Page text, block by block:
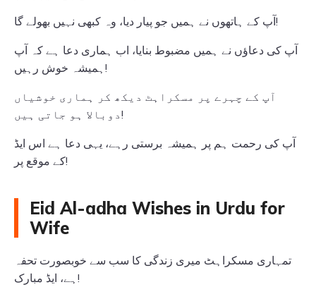
آپ کے ہاتھوں نے ہمیں جو پیار دیا، وہ کبھی نہیں بھولے گا!
آپ کی دعاؤں نے ہمیں مضبوط بنایا، اب ہماری دعا ہے کہ آپ
ہمیشہ خوش رہیں!
آپ کے چہرے پر مسکراہٹ دیکھ کر ہماری خوشیاں
دوبالا ہو جاتی ہیں!
آپ کی رحمت ہم پر ہمیشہ برستی رہے، یہی دعا ہے اس ایڈ
کے موقع پر!
Eid Al-adha Wishes in Urdu for
Wife
تمہاری مسکراہٹ میری زندگی کا سب سے خوبصورت تحفہ
ہے، ایڈ مبارک!